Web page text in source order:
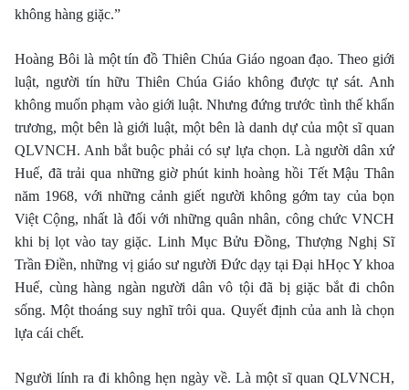
không hàng giặc.”
Hoàng Bôi là một tín đồ Thiên Chúa Giáo ngoan đạo. Theo giới
luật, người tín hữu Thiên Chúa Giáo không được tự sát. Anh
không muốn phạm vào giới luật. Nhưng đứng trước tình thế khẩn
trương, một bên là giới luật, một bên là danh dự của một sĩ quan
QLVNCH. Anh bắt buộc phải có sự lựa chọn. Là người dân xứ
Huế, đã trải qua những giờ phút kinh hoàng hồi Tết Mậu Thân
năm 1968, với những cảnh giết người không gớm tay của bọn
Việt Cộng, nhất là đối với những quân nhân, công chức VNCH
khi bị lọt vào tay giặc. Linh Mục Bửu Đồng, Thượng Nghị Sĩ
Trần Ðiền, những vị giáo sư người Ðức dạy tại Ðại hHọc Y khoa
Huế, cùng hàng ngàn người dân vô tội đã bị giặc bắt đi chôn
sống. Một thoáng suy nghĩ trôi qua. Quyết định của anh là chọn
lựa cái chết.
Người lính ra đi không hẹn ngày về. Là một sĩ quan QLVNCH,